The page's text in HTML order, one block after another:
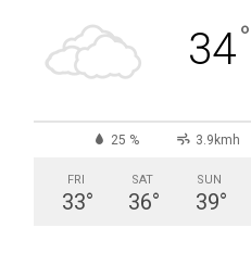
34°
25 % 3.9kmh
FRI
33°
SAT
36°
SUN
39°